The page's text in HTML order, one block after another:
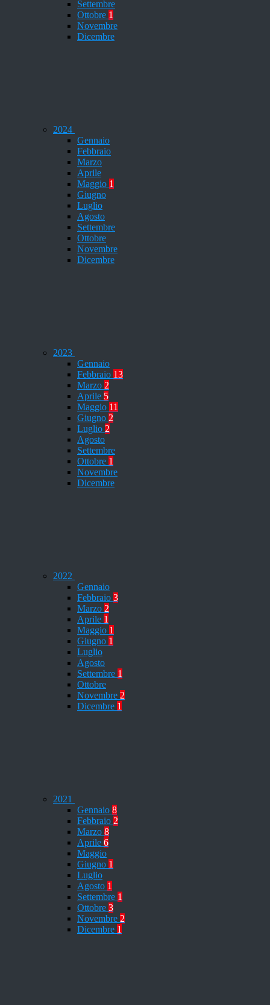
Settembre
Ottobre 1
Novembre
Dicembre
2024
Gennaio
Febbraio
Marzo
Aprile
Maggio 1
Giugno
Luglio
Agosto
Settembre
Ottobre
Novembre
Dicembre
2023
Gennaio
Febbraio 13
Marzo 2
Aprile 5
Maggio 11
Giugno 2
Luglio 2
Agosto
Settembre
Ottobre 1
Novembre
Dicembre
2022
Gennaio
Febbraio 3
Marzo 2
Aprile 1
Maggio 1
Giugno 1
Luglio
Agosto
Settembre 1
Ottobre
Novembre 2
Dicembre 1
2021
Gennaio 8
Febbraio 2
Marzo 8
Aprile 6
Maggio
Giugno 1
Luglio
Agosto 1
Settembre 1
Ottobre 3
Novembre 2
Dicembre 1